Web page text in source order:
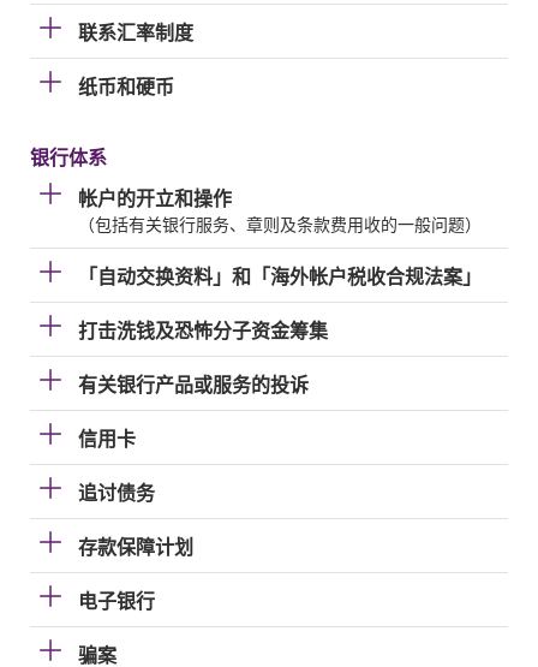
联系汇率制度
纸币和硬币
银行体系
帐户的开立和操作
（包括有关银行服务、章则及条款费用收的一般问题）
「自动交换资料」和「海外帐户税收合规法案」
打击洗钱及恐怖分子资金筹集
有关银行产品或服务的投诉
信用卡
追讨债务
存款保障计划
电子银行
骗案